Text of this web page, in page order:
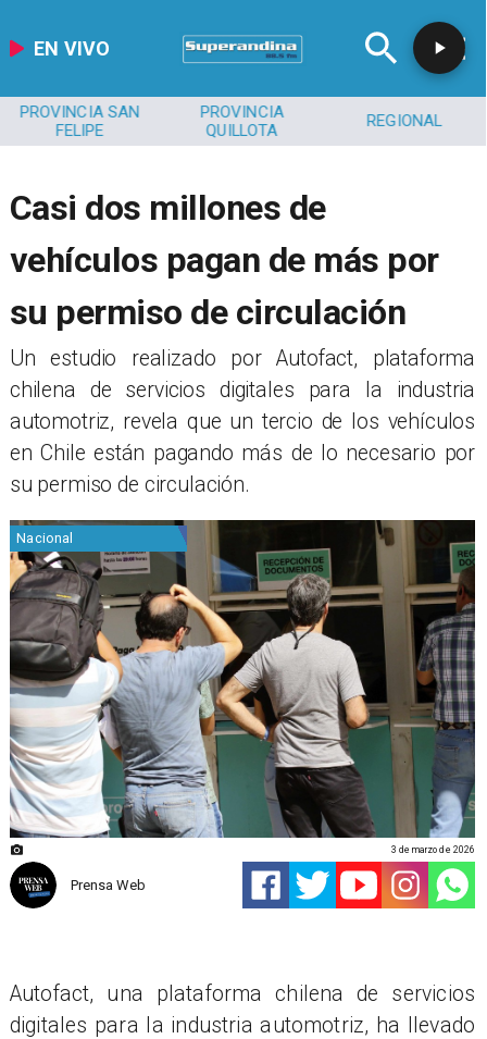
EN VIVO
PROVINCIA SAN
FELIPE
PROVINCIA
QUILLOTA
REGIONAL
Casi dos millones de
vehículos pagan de más por
su permiso de circulación
Un estudio realizado por Autofact, plataforma
chilena de servicios digitales para la industria
automotriz, revela que un tercio de los vehículos
en Chile están pagando más de lo necesario por
su permiso de circulación.
Nacional
Prensa Web
3 de marzo de 2026
Autofact, una plataforma chilena de servicios
digitales para la industria automotriz, ha llevado